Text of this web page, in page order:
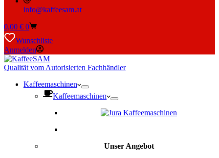
info@kaffeesam.at
Warenkorb
0,00 € 0
Wunschliste
Anmelden
Qualität vom Autorisierten Fachhändler
Kaffeemaschinen
Kaffeemaschinen
Unser Angebot